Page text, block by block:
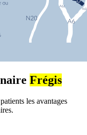
Frégis
les avantages